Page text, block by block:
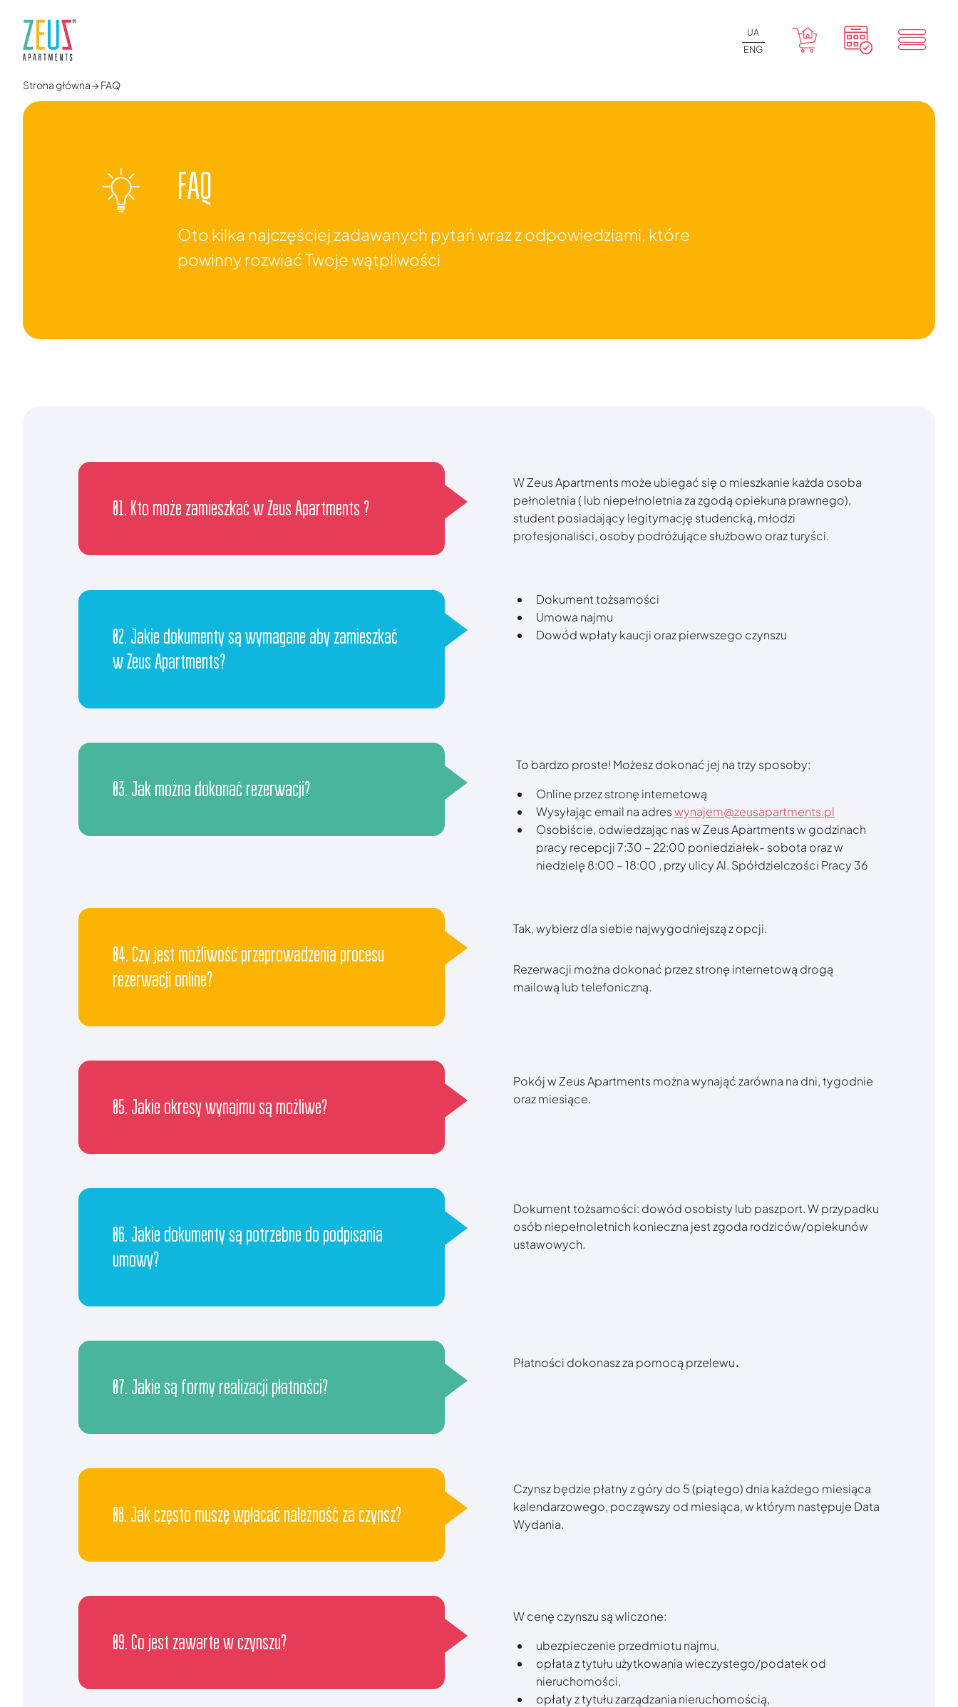
UA
ENG
Strona główna→FAQ
FAQ
Oto kilka najczęściej zadawanych pytań wraz z odpowiedziami, które
powinny rozwiać Twoje wątpliwości
01. Kto może zamieszkać w Zeus Apartments ?
W Zeus Apartments może ubiegać się o mieszkanie każda osoba
pełnoletnia ( lub niepełnoletnia za zgodą opiekuna prawnego),
student posiadający legitymację studencką, młodzi
profesjonaliści, osoby podróżujące służbowo oraz turyści.
02. Jakie dokumenty są wymagane aby zamieszkać
w Zeus Apartments?
Dokument tożsamości
Umowa najmu
Dowód wpłaty kaucji oraz pierwszego czynszu
03. Jak można dokonać rezerwacji?
To bardzo proste! Możesz dokonać jej na trzy sposoby:
Online przez stronę internetową
Wysyłając email na adreswynajem@zeusapartments.pl
Osobiście, odwiedzając nas w Zeus Apartments w godzinach
pracy recepcji 7:30 – 22:00 poniedziałek- sobota oraz w
niedzielę 8:00 – 18:00 , przy ulicy Al. Spółdzielczości Pracy 36
04. Czy jest możliwość przeprowadzenia procesu
rezerwacji online?
Tak, wybierz dla siebie najwygodniejszą z opcji.
Rezerwacji można dokonać przez stronę internetową drogą
mailową lub telefoniczną.
05. Jakie okresy wynajmu są możliwe?
Pokój w Zeus Apartments można wynająć zarówna na dni, tygodnie
oraz miesiące.
06. Jakie dokumenty są potrzebne do podpisania
umowy?
Dokument tożsamości: dowód osobisty lub paszport. W przypadku
osób niepełnoletnich konieczna jest zgoda rodziców/opiekunów
ustawowych.
07. Jakie są formy realizacji płatności?
Płatności dokonasz za pomocą przelewu.
08. Jak często muszę wpłacać należność za czynsz?
Czynsz będzie płatny z góry do 5 (piątego) dnia każdego miesiąca
kalendarzowego, począwszy od miesiąca, w którym następuje Data
Wydania.
09. Co jest zawarte w czynszu?
W cenę czynszu są wliczone:
ubezpieczenie przedmiotu najmu,
opłata z tytułu użytkowania wieczystego/podatek od
nieruchomości,
opłaty z tytułu zarządzania nieruchomością,